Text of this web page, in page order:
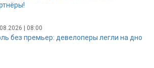
| 08:00
без премьер: девелоперы легли на дно